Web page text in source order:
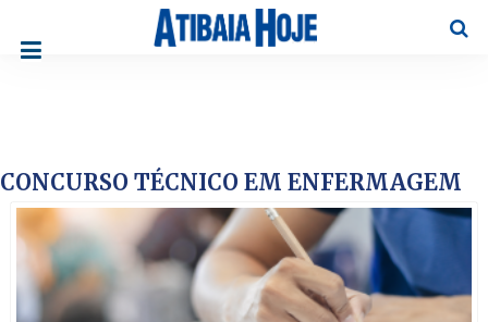
CONCURSO TÉCNICO EM ENFERMAGEM